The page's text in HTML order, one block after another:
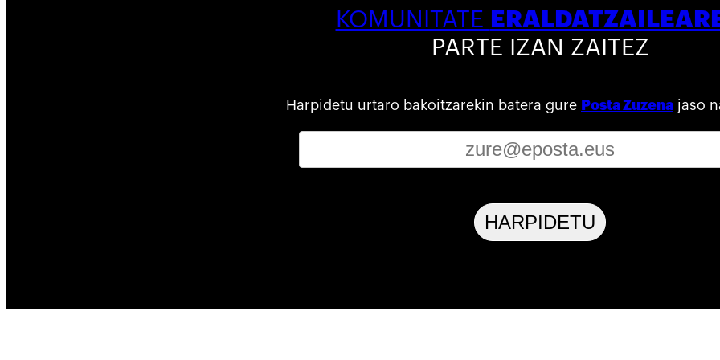
KOMUNITATE
PARTE IZAN ZAITEZ
Harpidetu urtaro bakoitzarekin batera gure Posta Zuzena jaso
HARPIDETU